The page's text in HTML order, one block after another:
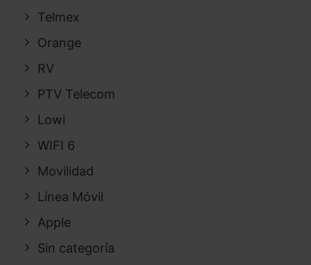
Telmex
Orange
RV
PTV Telecom
Lowi
WIFI 6
Movilidad
Línea Móvil
Apple
Sin categoría